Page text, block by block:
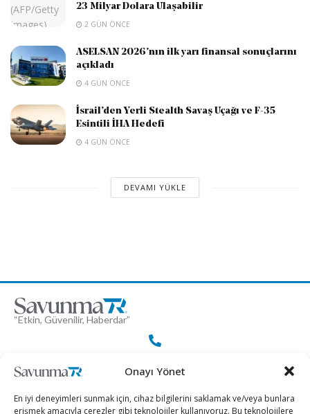
Onayı Yönet
En iyi deneyimleri sunmak için, cihaz bilgilerini saklamak ve/veya bunlara
erişmek amacıyla çerezler gibi teknolojiler kullanıyoruz. Bu teknolojilere
23 Milyar Dolara Ulaşabilir
2 GÜN ÖNCE
ASELSAN 2026’nın ilk yarı finansal sonuçlarını
açıkladı
4 GÜN ÖNCE
İsrail’den Yerli Stealth Savaş Uçağı ve F-35
Esintili İHA Hedefi
4 GÜN ÖNCE
DEVAMI YÜKLE
“Etkin, Güvenilir, Haberdar”
+90 530 308 17 96
iletisim@savunmatr.com